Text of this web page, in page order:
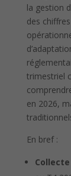
la gestion
des
trimestriel
en 2026,
En bref :